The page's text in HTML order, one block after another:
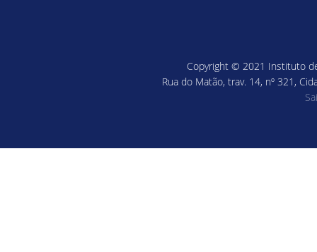
Copyright © 2021 Instituto
Rua do Matão, trav. 14, nº 321,